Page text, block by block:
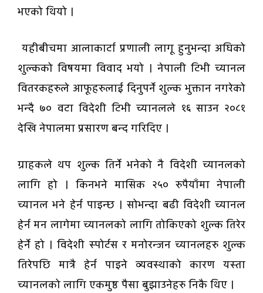
भएको थियो ।
यहीबीचमा आलाकार्टा प्रणाली लागू हुनुभन्दा अघिको
शुल्कको विषयमा विवाद भयो । नेपाली टिभी च्यानल
वितरकहरुले आफूहरुलाई दिनुपर्ने शुल्क भुक्तान नगरेको
भन्दै ७० वटा विदेशी टिभी च्यानलले १६ साउन २०८१
देखि नेपालमा प्रसारण बन्द गरिदिए ।
ग्राहकले थप शुल्क तिर्ने भनेको नै विदेशी च्यानलको
लागि हो । किनभने मासिक २५० रुपैयाँमा नेपाली
च्यानल भने हेर्न पाइन्छ । सोभन्दा बढी विदेशी च्यानल
हेर्न मन लागेमा च्यानलको लागि तोकिएको शुल्क तिरेर
हेर्ने हो । विदेशी स्पोर्टस र मनोरन्जन च्यानलहरु शुल्क
तिरेपछि मात्रै हेर्न पाइने व्यवस्थाको कारण यस्ता
च्यानलको लागि एकमुष्ठ पैसा बुझाउनेहरु निकै थिए ।